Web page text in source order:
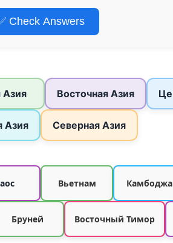
Check Answers
Вьетнам Камбоджа
Бруней Восточный Тимор